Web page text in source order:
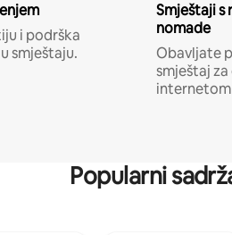
i podrška
smještaju.
Smještaji
nomade
Obavljate
smještaj
Popularni